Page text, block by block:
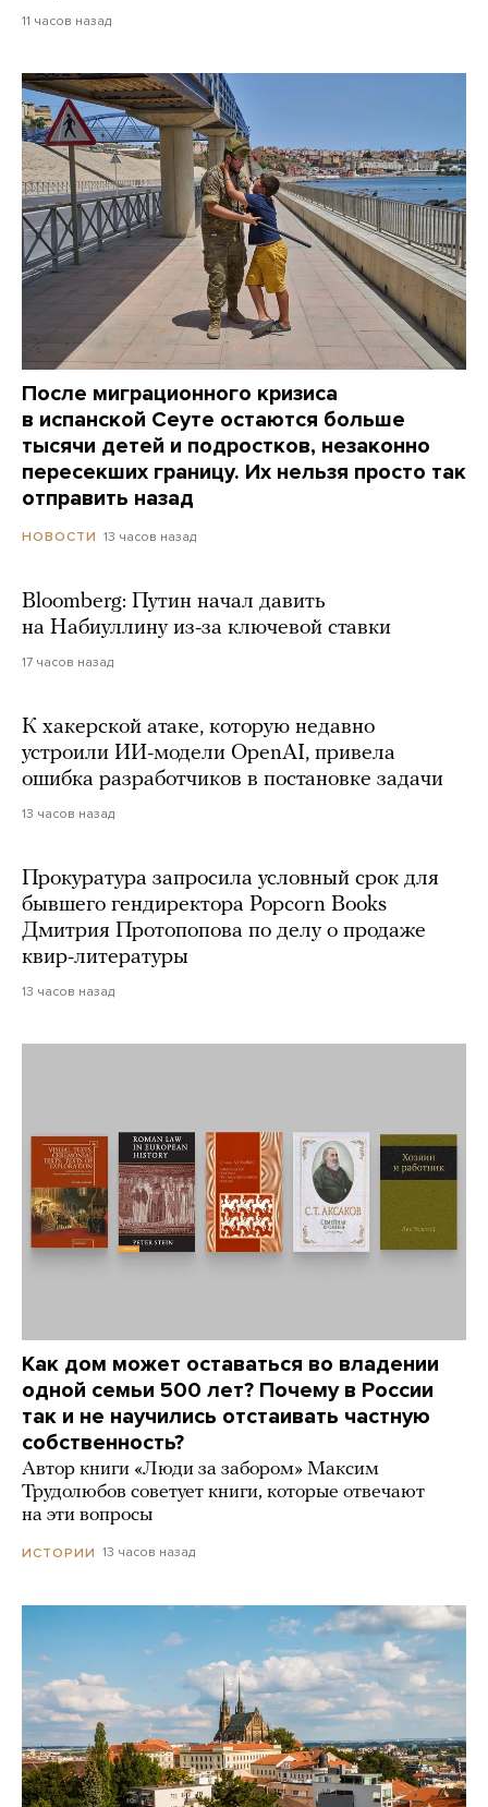
11 часов назад
После миграционного кризиса
в испанской Сеуте остаются больше
тысячи детей и подростков, незаконно
пересекших границу. Их нельзя просто так
отправить назад
НОВОСТИ 13 часов назад
Bloomberg: Путин начал давить
на Набиуллину из-за ключевой ставки
17 часов назад
К хакерской атаке, которую недавно
устроили ИИ-модели OpenAI, привела
ошибка разработчиков в постановке задачи
13 часов назад
Прокуратура запросила условный срок для
бывшего гендиректора Popcorn Books
Дмитрия Протопопова по делу о продаже
квир-литературы
13 часов назад
Как дом может оставаться во владении
одной семьи 500 лет? Почему в России
так и не научились отстаивать частную
собственность?
Автор книги «Люди за забором» Максим
Трудолюбов советует книги, которые отвечают
на эти вопросы
ИСТОРИИ 13 часов назад